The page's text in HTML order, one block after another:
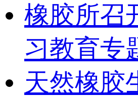
橡胶所召
习教育专
天然橡胶